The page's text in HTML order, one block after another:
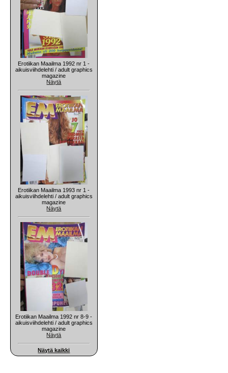
Erotiikan Maailma 1992 nr 1 -
aikuisviihdelehti / adult graphics
magazine
Näytä
Erotiikan Maailma 1993 nr 1 -
aikuisviihdelehti / adult graphics
magazine
Näytä
Erotiikan Maailma 1992 nr 8-9 -
aikuisviihdelehti / adult graphics
magazine
Näytä
Näytä kaikki